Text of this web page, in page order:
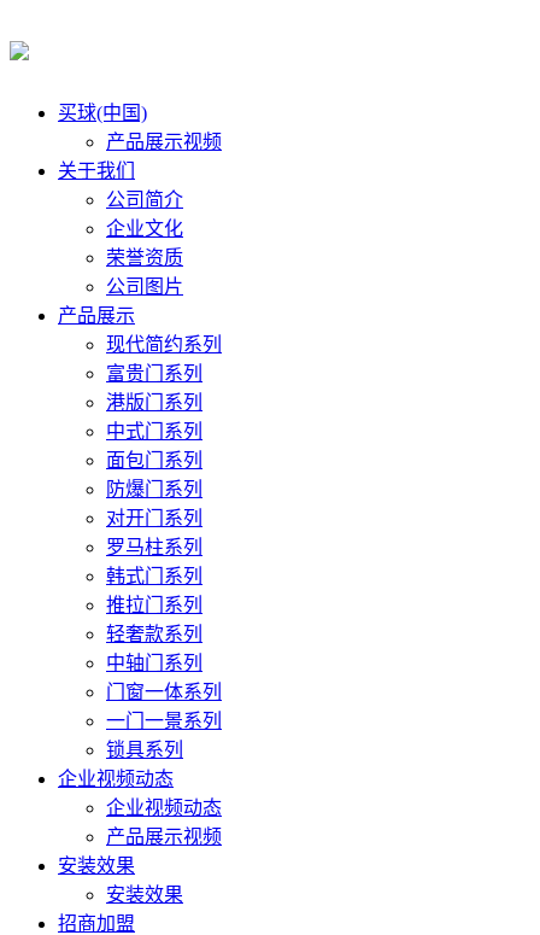
买球(中国)
产品展示视频
关于我们
公司简介
企业文化
荣誉资质
公司图片
产品展示
现代简约系列
富贵门系列
港版门系列
中式门系列
面包门系列
防爆门系列
对开门系列
罗马柱系列
韩式门系列
推拉门系列
轻奢款系列
中轴门系列
门窗一体系列
一门一景系列
锁具系列
企业视频动态
企业视频动态
产品展示视频
安装效果
安装效果
招商加盟